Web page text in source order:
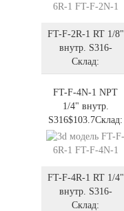
FT-F-2R-1 RT 1/8"
внутр. S316-
Склад:
FT-F-4N-1 NPT
1/4" внутр.
S316$103.7Склад:
FT-F-4R-1 RT 1/4"
внутр. S316-
Склад: